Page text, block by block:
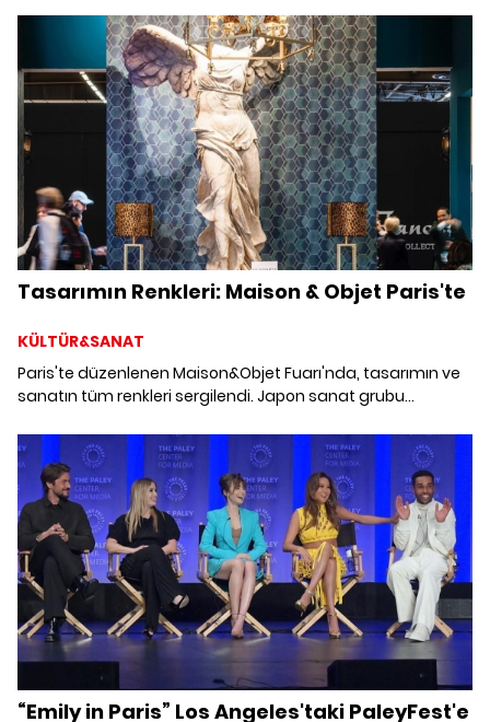
arkadaşı Mia Regan da eşlik etti.
Tasarımın Renkleri: Maison & Objet Paris'te
KÜLTÜR&SANAT
Paris'te düzenlenen Maison&Objet Fuarı'nda, tasarımın ve
sanatın tüm renkleri sergilendi. Japon sanat grubu
fuarın en ilgi çeken işlerinden biri oldu.
“Emily in Paris” Los Angeles'taki PaleyFest'e